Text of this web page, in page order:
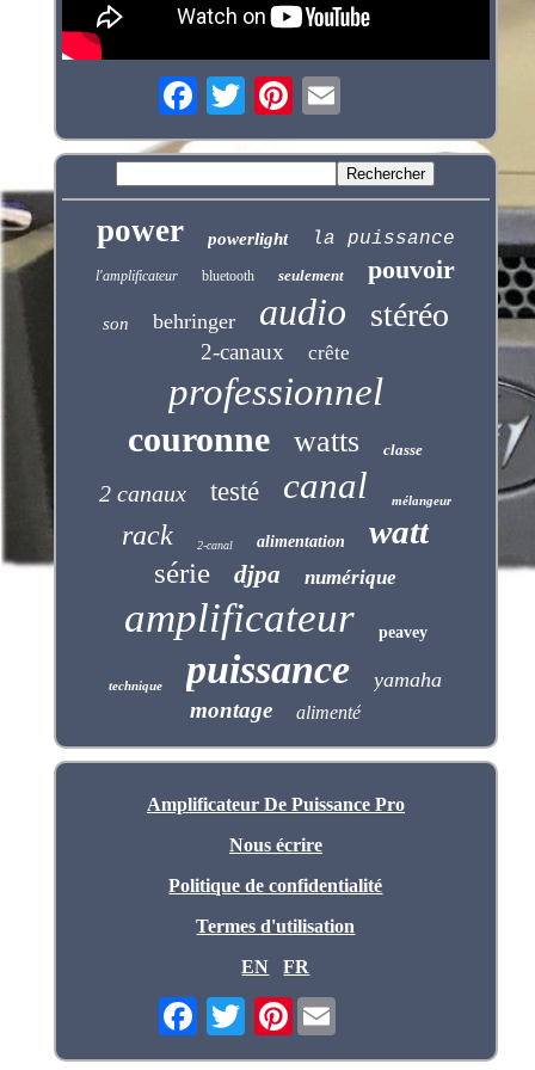
power powerlight la puissance
l'amplificateur bluetooth seulement pouvoir
son behringer audio stéréo
2-canaux crête
professionnel
couronne watts classe
2 canaux testé canal mélangeur
rack 2-canal alimentation watt
série djpa numérique
amplificateur peavey
technique puissance yamaha
montage alimenté
Amplificateur De Puissance Pro
Nous écrire
Politique de confidentialité
Termes d'utilisation
EN
FR
Pinterest